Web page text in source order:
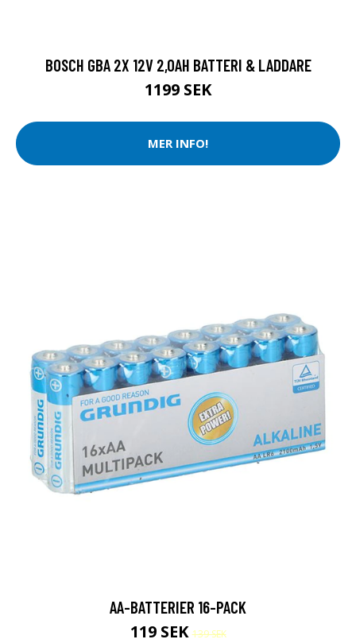
BOSCH GBA 2X 12V 2,0AH BATTERI & LADDARE
1199 SEK
MER INFO!
AA-BATTERIER 16-PACK
119 SEK139 SEK